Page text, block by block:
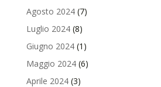
Agosto 2024(7)
Luglio 2024(8)
Giugno 2024(1)
Maggio 2024(6)
Aprile 2024(3)